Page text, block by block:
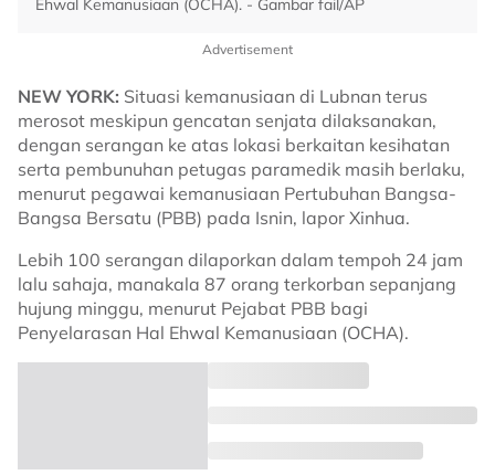
Ehwal Kemanusiaan (OCHA). - Gambar fail/AP
Advertisement
NEW YORK: Situasi kemanusiaan di Lubnan terus
merosot meskipun gencatan senjata dilaksanakan,
dengan serangan ke atas lokasi berkaitan kesihatan
serta pembunuhan petugas paramedik masih berlaku,
menurut pegawai kemanusiaan Pertubuhan Bangsa-
Bangsa Bersatu (PBB) pada Isnin, lapor Xinhua.
Lebih 100 serangan dilaporkan dalam tempoh 24 jam
lalu sahaja, manakala 87 orang terkorban sepanjang
hujung minggu, menurut Pejabat PBB bagi
Penyelarasan Hal Ehwal Kemanusiaan (OCHA).